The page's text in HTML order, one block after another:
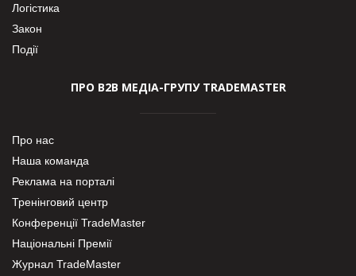
Логістика
Закон
Події
ПРО В2В МЕДІА-ГРУПУ TRADEMASTER
Про нас
Наша команда
Реклама на порталі
Тренінговий центр
Конференції TradeMaster
Національні Премії
Журнал TradeMaster